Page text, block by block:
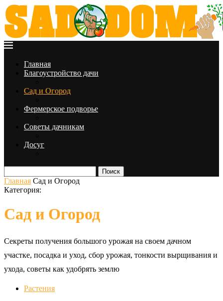
Главная
Благоустройство дачи
Сад и Огород
Фермерское подворье
Советы дачникам
Досуг
Поиск
Главная Сад и Огород
Категория:
Сад и Огород
Секреты получения большого урожая на своем дачном
участке, посадка и уход, сбор урожая, тонкости вырщивания и
ухода, советы как удобрять землю
Растения